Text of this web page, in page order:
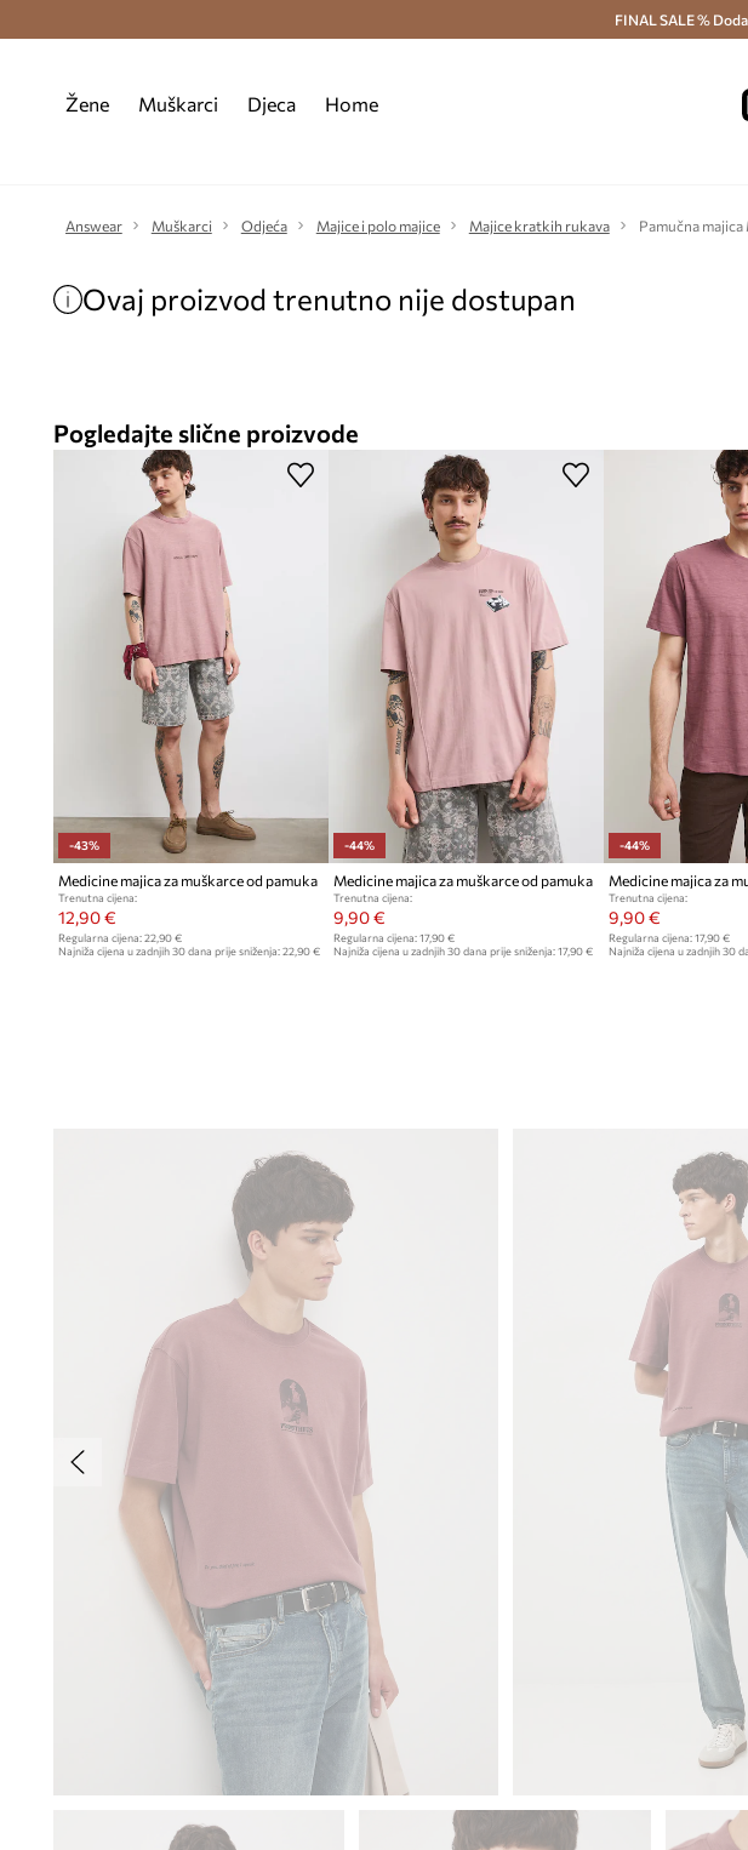
Besplatna dostava i povrat (od 70€) >
FINAL SALE %
Žene Muškarci Djeca Home
Answear Muškarci Odjeća Majice i polo majice Majice kratkih rukava Pamučna
Ovaj proizvod trenutno nije dostupan
Pogledajte slične proizvode
-43%
Medicine majica za muškarce od pamuka
Trenutna cijena:
12,90 €
Regularna cijena: 22,90 €
Najniža cijena u zadnjih 30 dana prije sniženja: 22,90 €
-44%
Medicine majica za muškarce od pamuka
Trenutna cijena:
9,90 €
Regularna cijena:17,90 €
Najniža cijena u zadnjih 30 dana prije sniženja:17,90 €
-44%
Medicine majica za
Trenutna cijena:
9,90 €
Regularna cijena: 17,90 €
Najniža cijena u zadnjih 30